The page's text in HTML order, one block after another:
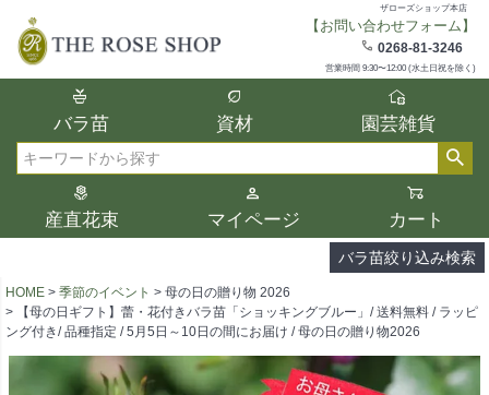
ザローズショップ本店
【お問い合わせフォーム】
0268-81-3246
営業時間 9:30〜12:00 (水土日祝を除く)
バラ苗 資材 園芸雑貨
産直花束 マイページ カート
バラ苗絞り込み検索
在庫
在庫ありのみ表示
検索
複数の条件を選択して絞り込み検索が可能
選択した項目全てに該当する品種のみ検索
結果に表示されます。
タイプ、カラー、ブランドなどは1つずつ選
択してください。
HOME 季節のイベント
母の日の贈り物 2026
【母の日ギフト】蕾・花付きバラ苗「ショッキングブルー」/ 送料無料 / ラッピ
ング付き/ 品種指定 / 5月5日～10日の間にお届け / 母の日の贈り物2026